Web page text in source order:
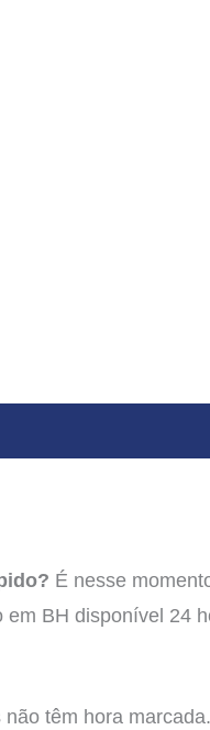
É nesse
BH disponível 24
têm hora marcada.